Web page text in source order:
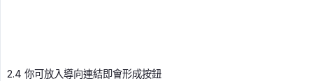
2.4 你可放入導向連結即會形成按鈕